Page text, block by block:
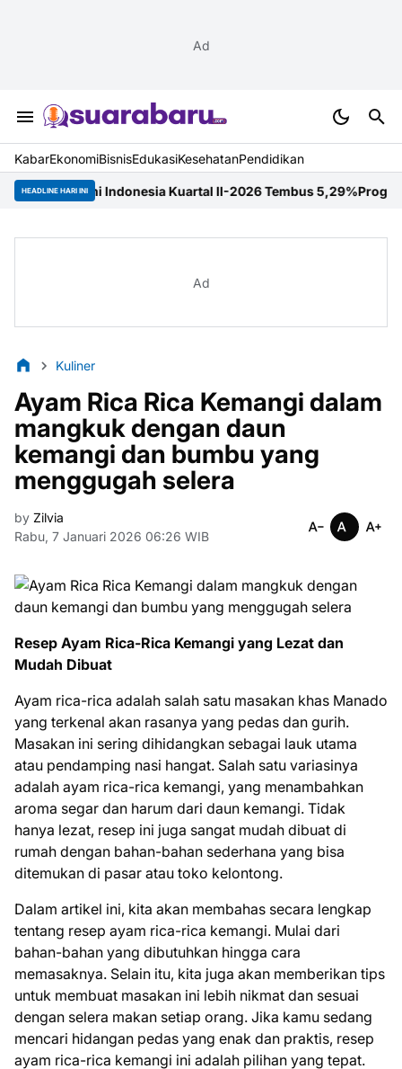
Ad
KabarEkonomiBisnisEdukasiKesehatanPendidikan
HEADLINE HARI INI
Indonesia Kuartal II-2026 Tembus 5,29%Program
Ad
Kuliner
Ayam Rica Rica Kemangi dalam
mangkuk dengan daun
kemangi dan bumbu yang
menggugah selera
by Zilvia
Rabu, 7 Januari 2026 06:26 WIB
Resep Ayam Rica-Rica Kemangi yang Lezat dan
Mudah Dibuat
Ayam rica-rica adalah salah satu masakan khas Manado
yang terkenal akan rasanya yang pedas dan gurih.
Masakan ini sering dihidangkan sebagai lauk utama
atau pendamping nasi hangat. Salah satu variasinya
adalah ayam rica-rica kemangi, yang menambahkan
aroma segar dan harum dari daun kemangi. Tidak
hanya lezat, resep ini juga sangat mudah dibuat di
rumah dengan bahan-bahan sederhana yang bisa
ditemukan di pasar atau toko kelontong.
Dalam artikel ini, kita akan membahas secara lengkap
tentang resep ayam rica-rica kemangi. Mulai dari
bahan-bahan yang dibutuhkan hingga cara
memasaknya. Selain itu, kita juga akan memberikan tips
untuk membuat masakan ini lebih nikmat dan sesuai
dengan selera makan setiap orang. Jika kamu sedang
mencari hidangan pedas yang enak dan praktis, resep
ayam rica-rica kemangi ini adalah pilihan yang tepat.